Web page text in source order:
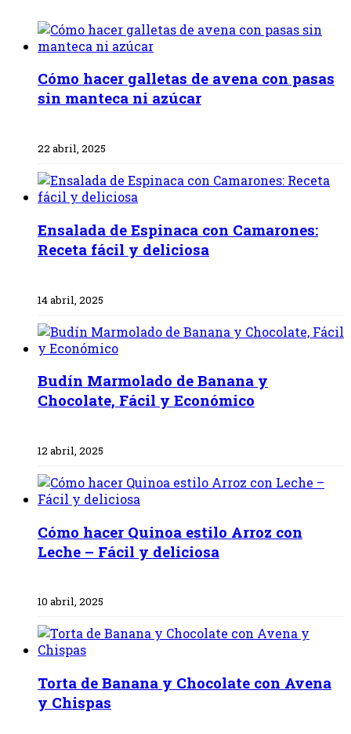
Cómo hacer galletas de avena con pasas
sin manteca ni azúcar
22 abril, 2025
Ensalada de Espinaca con Camarones:
Receta fácil y deliciosa
14 abril, 2025
Budín Marmolado de Banana y
Chocolate, Fácil y Económico
12 abril, 2025
Cómo hacer Quinoa estilo Arroz con
Leche – Fácil y deliciosa
10 abril, 2025
Torta de Banana y Chocolate con Avena
y Chispas